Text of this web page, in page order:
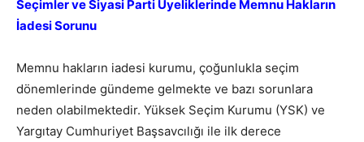
Seçimler ve Siyasi Parti Üyeliklerinde Memnu Hakların
İadesi Sorunu
Memnu hakların iadesi kurumu, çoğunlukla seçim
dönemlerinde gündeme gelmekte ve bazı sorunlara
neden olabilmektedir. Yüksek Seçim Kurumu (YSK) ve
Yargıtay Cumhuriyet Başsavcılığı ile ilk derece